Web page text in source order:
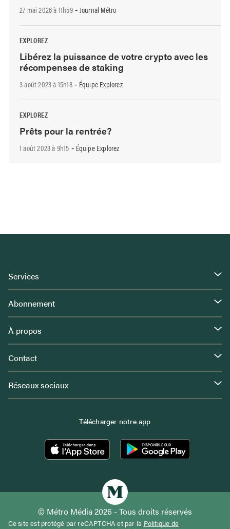
27 mai 2026 à 11h59- Journal Métro
EXPLOREZ
Libérez la puissance de votre crypto avec les
récompenses de staking
3 août 2023 à 15h18- Équipe Explorez
EXPLOREZ
Prêts pour la rentrée?
1 août 2023 à 9h15 - Équipe Explorez
Services
Abonnement
À propos
Contact
Réseaux sociaux
Télécharger notre app
© Métro Média 2026 - Tous droits réservés
Ce site est protégé par reCAPTCHA et par la Politique de